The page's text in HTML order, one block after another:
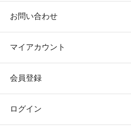
お問い合わせ
マイアカウント
会員登録
ログイン